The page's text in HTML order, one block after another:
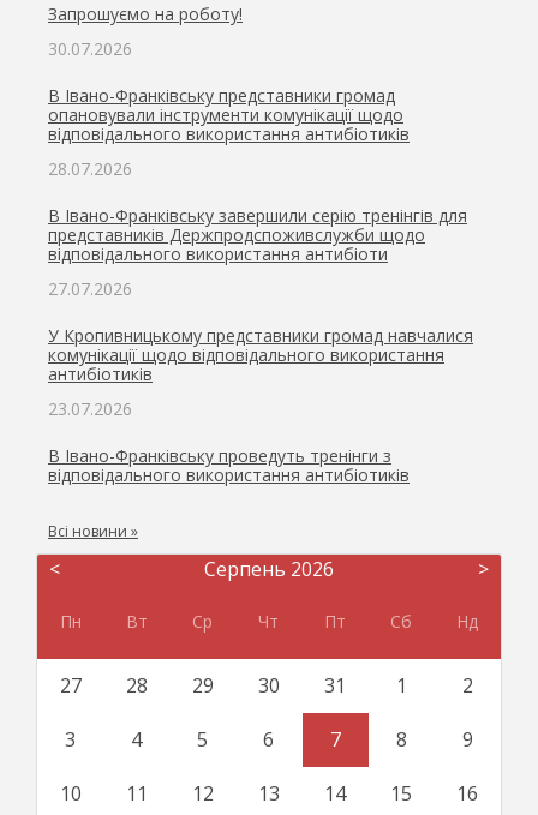
Запрошуємо на роботу!
30.07.2026
В Івано-Франківську представники громад
опановували інструменти комунікації щодо
відповідального використання антибіотиків
28.07.2026
В Івано-Франківську завершили серію тренінгів для
представників Держпродспоживслужби щодо
відповідального використання антибіоти
27.07.2026
У Кропивницькому представники громад навчалися
комунікації щодо відповідального використання
антибіотиків
23.07.2026
В Івано-Франківську проведуть тренінги з
відповідального використання антибіотиків
Всі новини »
< Серпень 2026 >
Пн Вт Ср Чт Пт Сб Нд
27 28 29 30 31 1 2
3 4 5 6 7 8 9
10 11 12 13 14 15 16